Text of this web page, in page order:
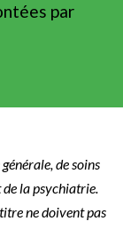
par
de soins
la psychiatrie.
ne doivent pas